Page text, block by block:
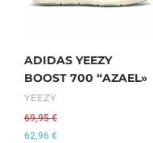
ADIDAS YEEZY
BOOST 700 “AZAEL»
YEEZY
69,95€
62,96 €